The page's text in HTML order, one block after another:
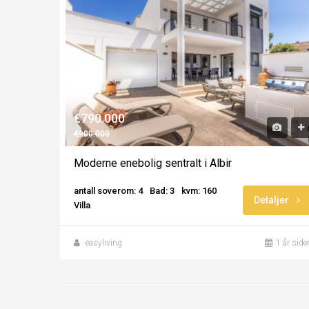
€790.000
€900.000
Moderne enebolig sentralt i Albir
antall soverom: 4 Bad: 3
kvm: 160
Villa
Detaljer
easyliving 1 år